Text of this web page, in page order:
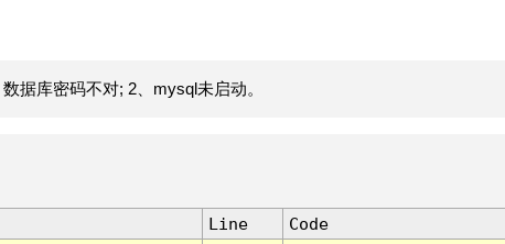
据库密码不对; 2、mysql未启动。
Line
Code